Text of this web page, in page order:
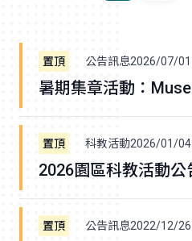
2026/07/01
公告訊息
暑期集章活動：
2026/01/04
科教活動
2026園區科教活動公
2022/12/26
公告訊息